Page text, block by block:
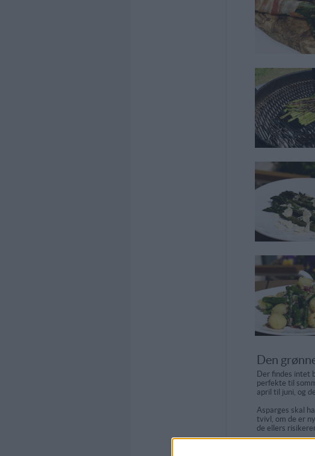
Den
Der findes intet
perfekte til
april til juni, og
Asparges skal
tvivl, om de er
de ellers